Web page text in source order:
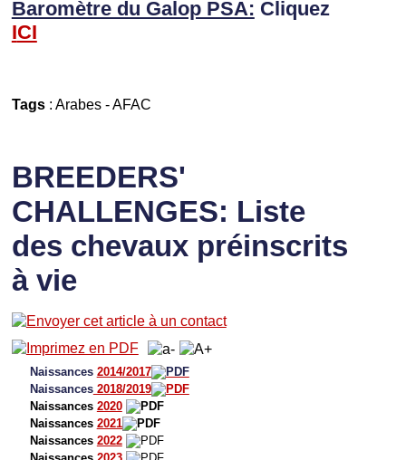
Baromètre du Galop PSA: Cliquez
ICI
Tags: Arabes-AFAC
BREEDERS'
CHALLENGES: Liste
des chevaux préinscrits
à vie
Naissances 2014/2017
Naissances2018/2019
Naissances 2020
Naissances 2021
Naissances 2022